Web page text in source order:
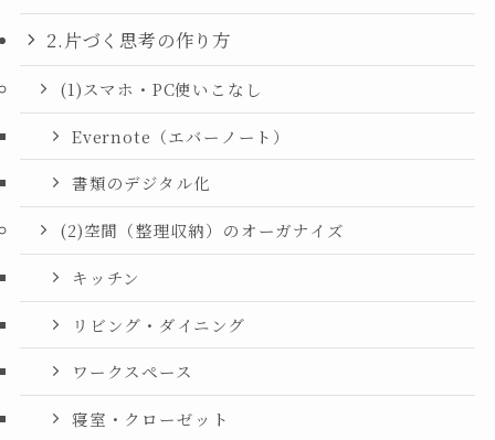
2.片づく思考の作り方
(1)スマホ・PC使いこなし
Evernote（エバーノート）
書類のデジタル化
(2)空間（整理収納）のオーガナイズ
キッチン
リビング・ダイニング
ワークスペース
寝室・クローゼット